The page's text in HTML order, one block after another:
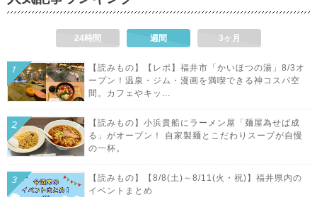
24時間 週間 3ヶ月
【読みもの】【レポ】福井市「かいほつの湯」8/3オ
ープン！温泉・ジム・漫画を満喫できる神コスパ空
間。カフェやキッ...
【読みもの】小浜貴船にラーメン屋「麺屋為せば成
る」がオープン！ 自家製麺とこだわりスープが自慢
の一杯。
【読みもの】【8/8(土)～8/11(火・祝)】福井県内の
イベントまとめ